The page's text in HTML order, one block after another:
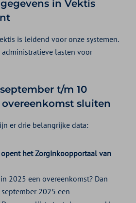
in Vektis
is leidend voor onze systemen.
lasten voor
t/m 10
sluiten
er drie belangrijke data:
het Zorginkoopportaal van
2025 een overeenkomst? Dan
2025 een